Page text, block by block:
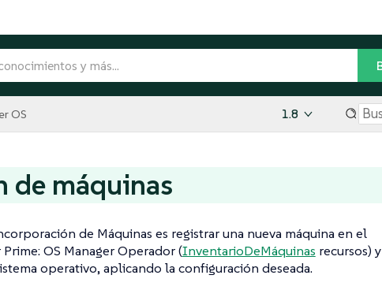
OS 1.8
de máquinas
de Máquinas es registrar una nueva máquina en el
OS Manager Operador (InventarioDeMáquinas recursos) y
operativo, aplicando la configuración deseada.